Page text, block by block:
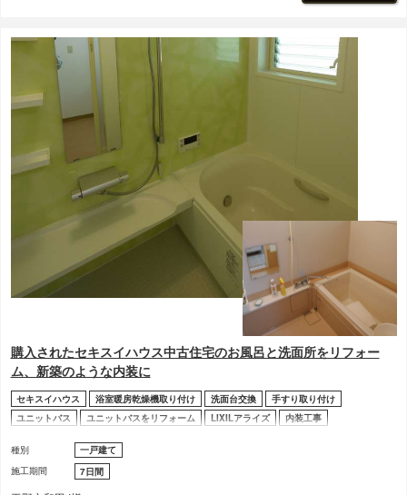
購入されたセキスイハウス中古住宅のお風呂と洗面所をリフォー
ム、新築のような内装に
セキスイハウス 浴室暖房乾燥機取り付け 洗面台交換
手すり取り付け
ユニットバス
ユニットバスをリフォーム LIXILアライズ
内装工事
種別
一戸建て
施工期間
7日間